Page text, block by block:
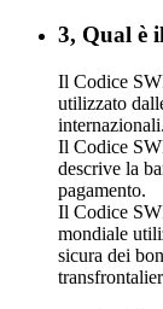
3, Qual è
Il Codice
utilizzato
internazionali.
Il Codice
descrive la
pagamento.
Il Codice
mondiale
sicura dei